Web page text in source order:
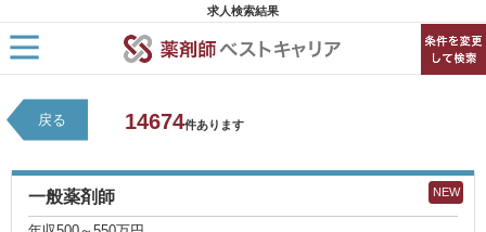
求人検索結果
戻る 14674件あります
NEW
一般薬剤師
HOME
求人検索
新着求人
キャリアアドバイザー紹介
コラム